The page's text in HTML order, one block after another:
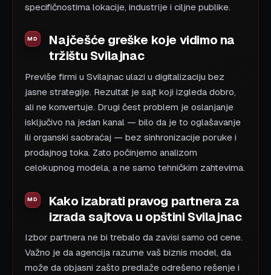
specifičnostima lokacije, industrije i ciljne publike.
Najčešće greške koje vidimo na
tržištu Svilajnac
Previše firmi u Svilajnac ulazi u digitalizaciju bez
jasne strategije. Rezultat je sajt koji izgleda dobro,
ali ne konvertuje. Drugi čest problem je oslanjanje
isključivo na jedan kanal — bilo da je to oglašavanje
ili organski saobraćaj — bez sinhronizacije poruke i
prodajnog toka. Zato počinjemo analizom
celokupnog modela, a ne samo tehničkim zahtevima.
Kako izabrati pravog partnera za
izrada sajtova u opštini Svilajnac
Izbor partnera ne bi trebalo da zavisi samo od cene.
Važno je da agencija razume vaš biznis model, da
može da objasni zašto predlaže odrešeno rešenje i